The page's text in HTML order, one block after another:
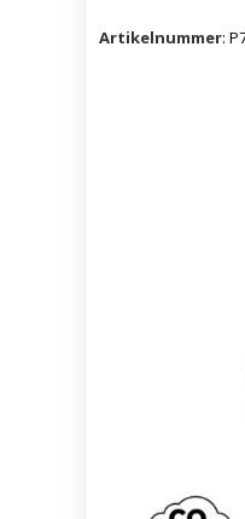
Artikelnummer: